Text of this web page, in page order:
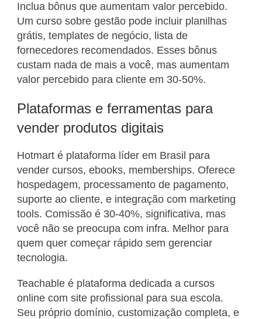
Inclua bônus que aumentam valor percebido.
Um curso sobre gestão pode incluir planilhas
grátis, templates de negócio, lista de
fornecedores recomendados. Esses bônus
custam nada de mais a você, mas aumentam
valor percebido para cliente em 30-50%.
Plataformas e ferramentas para
vender produtos digitais
Hotmart é plataforma líder em Brasil para
vender cursos, ebooks, memberships. Oferece
hospedagem, processamento de pagamento,
suporte ao cliente, e integração com marketing
tools. Comissão é 30-40%, significativa, mas
você não se preocupa com infra. Melhor para
quem quer começar rápido sem gerenciar
tecnologia.
Teachable é plataforma dedicada a cursos
online com site profissional para sua escola.
Seu próprio domínio, customização completa, e